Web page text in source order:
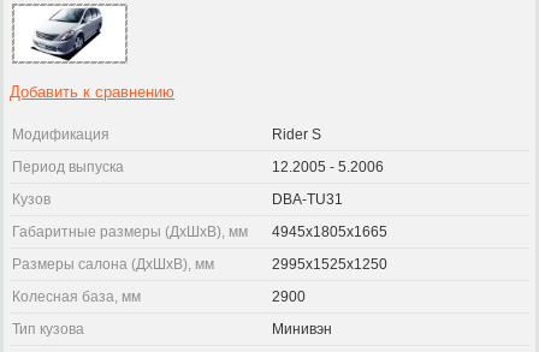
Добавить к сравнению
Модификация
Rider S
Период выпуска
12.2005 - 5.2006
Кузов
DBA-TU31
Габаритные размеры (ДхШхВ), мм
4945x1805x1665
Размеры салона (ДхШхВ), мм
2995x1525x1250
Колесная база, мм
2900
Тип кузова
Минивэн